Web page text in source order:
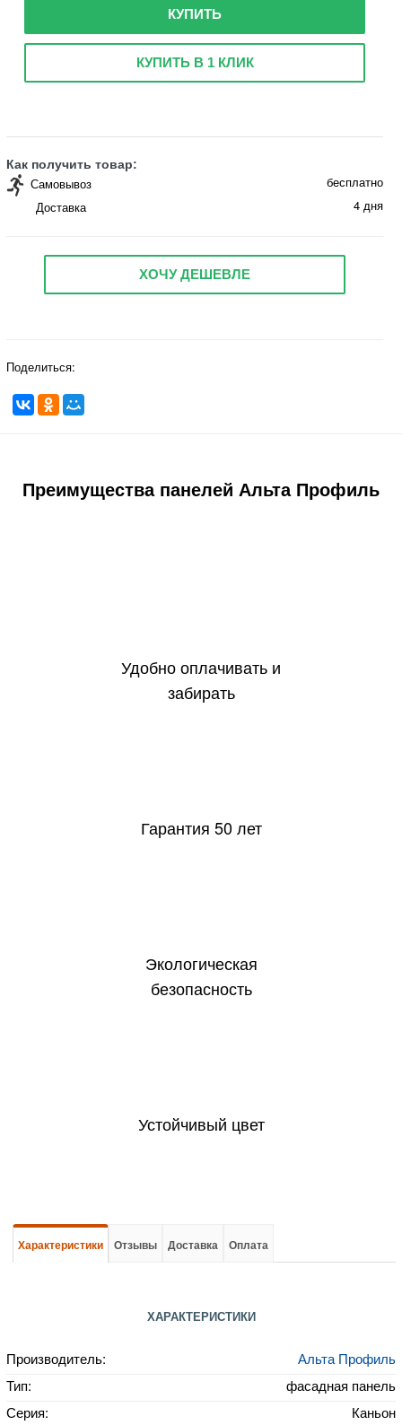
КУПИТЬ
КУПИТЬ В 1 КЛИК
Как получить товар:
Самовывоз
бесплатно
Доставка
4 дня
ХОЧУ ДЕШЕВЛЕ
Поделиться:
Преимущества панелей Альта Профиль
Удобно оплачивать и
забирать
Гарантия 50 лет
Экологическая
безопасность
Устойчивый цвет
Характеристики Отзывы Доставка Оплата
ХАРАКТЕРИСТИКИ
Производитель:
Альта Профиль
Тип:
фасадная панель
Серия:
Каньон